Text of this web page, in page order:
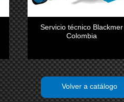
Servicio técnico Blackmer
Colombia
Volver a catálogo